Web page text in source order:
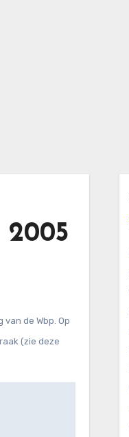
2005
de Wbp. Op
(zie deze